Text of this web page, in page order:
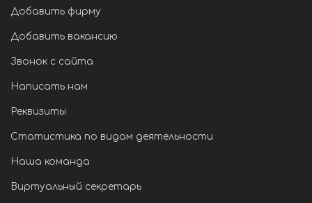
Добавить фирму
Добавить вакансию
Звонок с сайта
Написать нам
Реквизиты
Статистика по видам деятельности
Наша команда
Виртуальный секретарь